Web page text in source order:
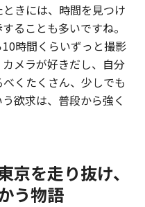
きには、時間を見つけ
ることも多いですね。
時間くらいずっと撮影
メラが好きだし、自分
くたくさん、少しでも
欲求は、普段から強く
京を走り抜け、
う物語